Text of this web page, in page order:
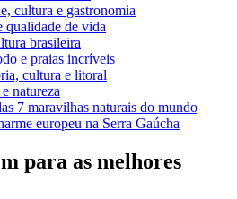
cultura e gastronomia
qualidade de vida
brasileira
e praias incríveis
cultura e litoral
natureza
7 maravilhas naturais do mundo
europeu na Serra Gaúcha
para as melhores